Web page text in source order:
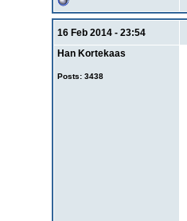
16 Feb 2014 - 23:54
Han Kortekaas
Posts: 3438